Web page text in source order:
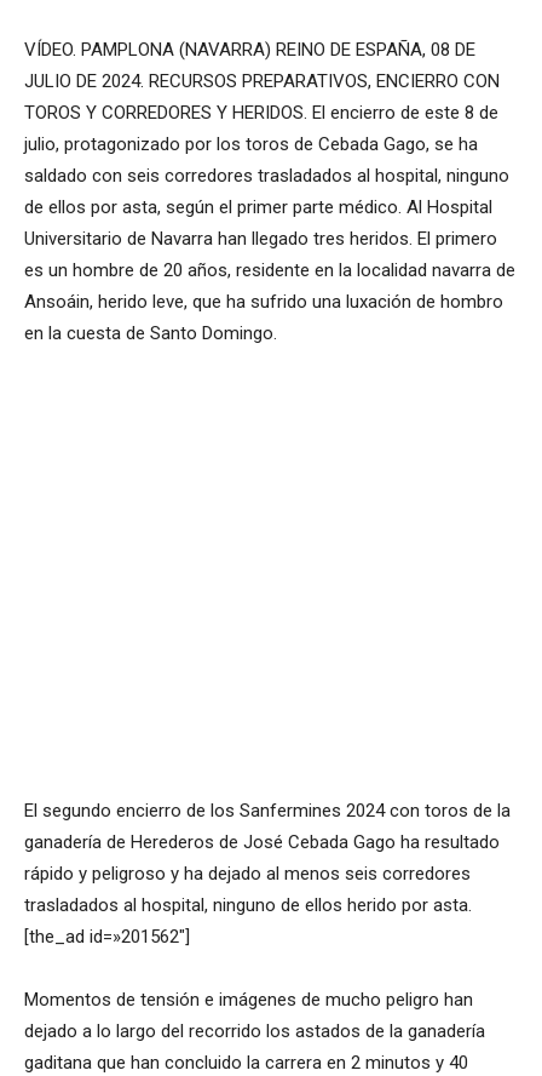
VÍDEO. PAMPLONA (NAVARRA) REINO DE ESPAÑA, 08 DE
JULIO DE 2024. RECURSOS PREPARATIVOS, ENCIERRO CON
TOROS Y CORREDORES Y HERIDOS. El encierro de este 8 de
julio, protagonizado por los toros de Cebada Gago, se ha
saldado con seis corredores trasladados al hospital, ninguno
de ellos por asta, según el primer parte médico. Al Hospital
Universitario de Navarra han llegado tres heridos. El primero
es un hombre de 20 años, residente en la localidad navarra de
Ansoáin, herido leve, que ha sufrido una luxación de hombro
en la cuesta de Santo Domingo.
El segundo encierro de los Sanfermines 2024 con toros de la
ganadería de Herederos de José Cebada Gago ha resultado
rápido y peligroso y ha dejado al menos seis corredores
trasladados al hospital, ninguno de ellos herido por asta.
[the_ad id=»201562″]
Momentos de tensión e imágenes de mucho peligro han
dejado a lo largo del recorrido los astados de la ganadería
gaditana que han concluido la carrera en 2 minutos y 40